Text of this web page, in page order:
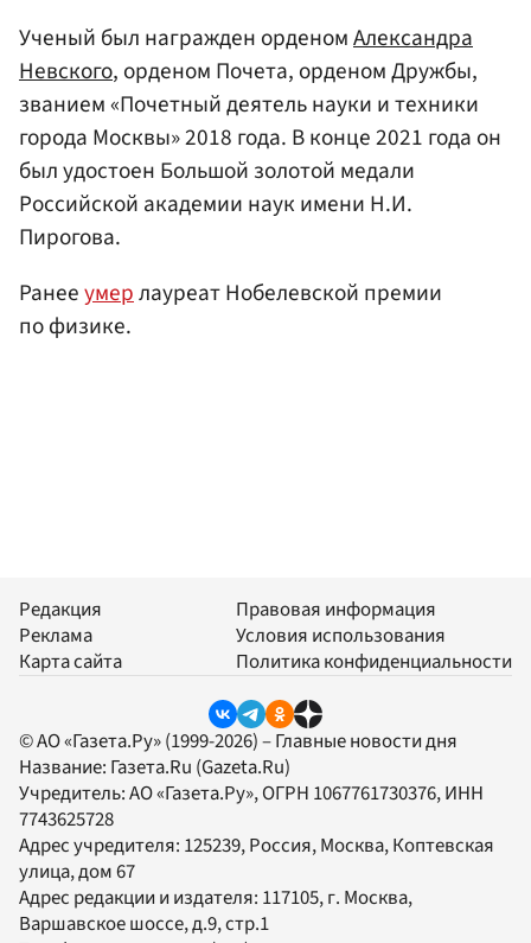
Ученый был награжден орденомАлександра
Невского, орденом Почета, орденом Дружбы,
званием «Почетный деятель науки и техники
города Москвы» 2018 года. В конце 2021 года он
был удостоен Большой золотой медали
Российской академии наук имени Н.И.
Пирогова.
Ранееумерлауреат Нобелевской премии
по физике.
Редакция
Реклама
Карта сайта
Правовая информация
Условия использования
Политика конфиденциальности
© АО «Газета.Ру» (1999-2026) – Главные новости дня
Название: Газета.Ru (Gazeta.Ru)
Учредитель:АО «Газета.Ру», ОГРН 1067761730376, ИНН
7743625728
Адрес учредителя: 125239, Россия, Москва, Коптевская
улица, дом 67
Адрес редакции и издателя: 117105, г. Москва,
Варшавское шоссе, д.9, стр.1